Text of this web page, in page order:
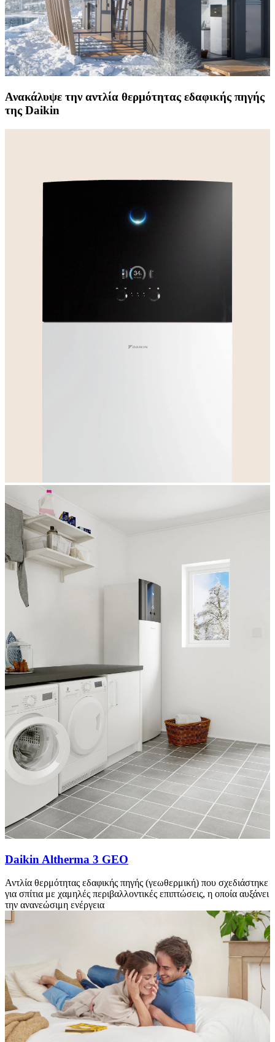
Ανακάλυψε την αντλία θερμότητας εδαφικής πηγής
της Daikin
Daikin Altherma 3 GEO
Αντλία θερμότητας εδαφικής πηγής (γεωθερμική) που σχεδιάστηκε
για σπίτια με χαμηλές περιβαλλοντικές επιπτώσεις, η οποία αυξάνει
την ανανεώσιμη ενέργεια